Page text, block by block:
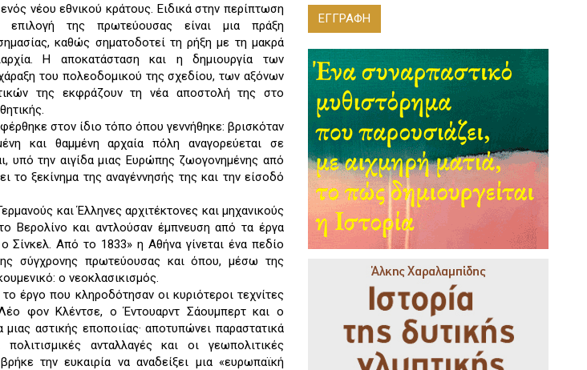
ενός νέου εθνικού κράτους. Ειδικά στην περίπτωση
της πρωτεύουσας είναι μια πράξη
καθώς σηματοδοτεί τη ρήξη με τη μακρά
Η αποκατάσταση και η δημιουργία των
του πολεοδομικού της σχεδίου, των αξόνων
της εκφράζουν τη νέα αποστολή της στο
στον ίδιο τόπο όπου γεννήθηκε: βρισκόταν
και θαμμένη αρχαία πόλη αναγορεύεται σε
υπό την αιγίδα μιας Ευρώπης ζωογονημένης από
το ξεκίνημα της αναγέννησής της και την είσοδό
και Έλληνες αρχιτέκτονες και μηχανικούς
Βερολίνο και αντλούσαν έμπνευση από τα έργα
Από το 1833» η Αθήνα γίνεται ένα πεδίο
σύγχρονης πρωτεύουσας και όπου, μέσω της
ο νεοκλασικισμός.
έργο που κληροδότησαν οι κυριότεροι τεχνίτες
φον Κλέντσε, ο Έντουαρντ Σάουμπερτ και ο
αστικής εποποιίας· αποτυπώνει παραστατικά
ανταλλαγές και οι γεωπολιτικές
την ευκαιρία να αναδείξει μια «ευρωπαϊκή
ΕΓΓΡΑΦΗ